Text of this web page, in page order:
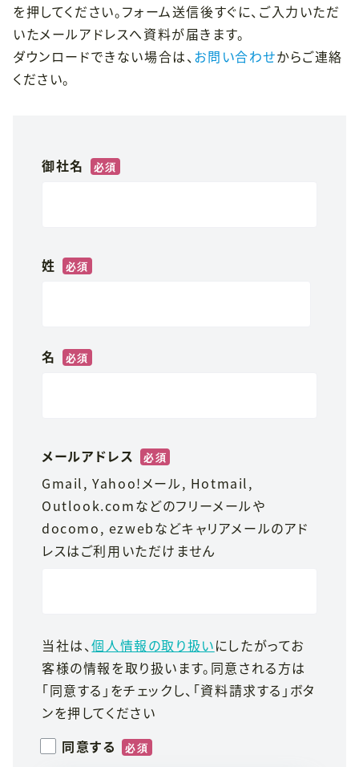
を押してください。フォーム送信後すぐに、ご入力いただ
いたメールアドレスへ資料が届きます。
ダウンロードできない場合は、 お問い合わせからご連絡
ください。
御社名
姓 *
名 *
メールアドレス
Gmail, Yahoo!メール, Hotmail,
Outlook.comなどのフリーメールや
docomo, ezwebなどキャリアメールのアド
レスはご利用いただけません
当社は、個人情報の取り扱いにしたがってお
客様の情報を取り扱います。同意される方は
「同意する」をチェックし、「資料請求する」ボタ
ンを押してください
同意する
*